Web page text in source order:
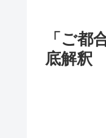
「ご
底解釈